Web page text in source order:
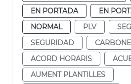
EN PORTADA
EN
NORMAL
PLV
SEGURIDAD
ACORD HORARIS
AUMENT PLANTILLES